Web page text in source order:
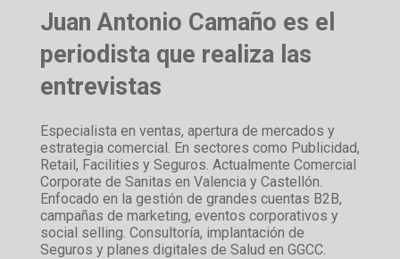
Juan Antonio Camaño es el
periodista que realiza las
entrevistas
Especialista en ventas, apertura de mercados y
estrategia comercial. En sectores como Publicidad,
Retail, Facilities y Seguros. Actualmente Comercial
Corporate de Sanitas en Valencia y Castellón.
Enfocado en la gestión de grandes cuentas B2B,
campañas de marketing, eventos corporativos y
social selling. Consultoría, implantación de
Seguros y planes digitales de Salud en GGCC.